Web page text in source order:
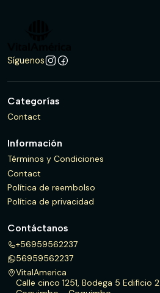
Síguenos
Categorías
Contact
Información
Términos y Condiciones
Contact
Política de reembolso
Política de privacidad
Contáctanos
+56959562237
56959562237
VitalAmerica
Calle cinco 1251, Bodega 5 Edificio 2